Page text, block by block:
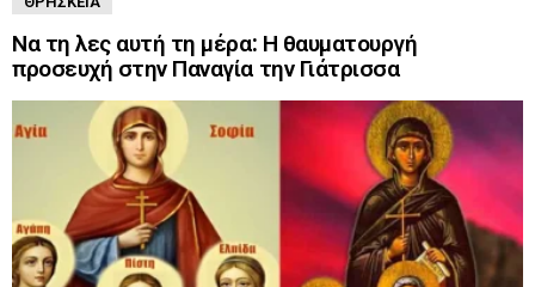
Να τη λες αυτή τη μέρα: Η θαυματουργή
προσευχή στην Παναγία την Γιάτρισσα